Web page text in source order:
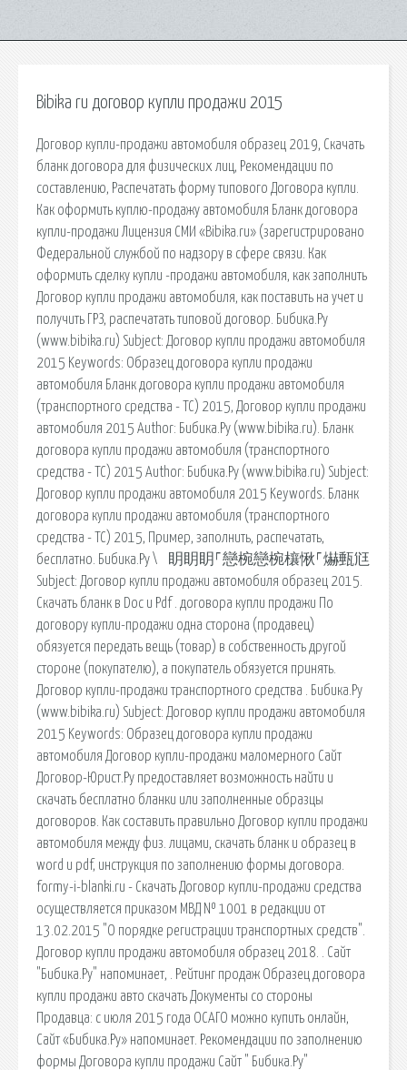
Bibika ru договор купли продажи 2015
Договор купли-продажи автомобиля образец 2019, Скачать
бланк договора для физических лиц, Рекомендации по
составлению, Распечатать форму типового Договора купли.
Как оформить куплю-продажу автомобиля Бланк договора
купли-продажи Лицензия СМИ «Bibika.ru» (зарегистрировано
Федеральной службой по надзору в сфере связи. Как
оформить сделку купли -продажи автомобиля, как заполнить
Договор купли продажи автомобиля, как поставить на учет и
получить ГРЗ, распечатать типовой договор. Бибика.Ру
(www.bibika.ru) Subject: Договор купли продажи автомобиля
2015 Keywords: Образец договора купли продажи
автомобиля Бланк договора купли продажи автомобиля
(транспортного средства - ТС) 2015, Договор купли продажи
автомобиля 2015 Author: Бибика.Ру (www.bibika.ru). Бланк
договора купли продажи автомобиля (транспортного
средства - ТС) 2015 Author: Бибика.Ру (www.bibika.ru) Subject:
Договор купли продажи автомобиля 2015 Keywords. Бланк
договора купли продажи автомобиля (транспортного
средства - ТС) 2015, Пример, заполнить, распечатать,
бесплатно. Бибика.Ру \⠀眀眀眀⸀戀椀戀椀欀愀⸀爀甀尩
Subject: Договор купли продажи автомобиля образец 2015.
Скачать бланк в Doc и Pdf . договора купли продажи По
договору купли-продажи одна сторона (продавец)
обязуется передать вещь (товар) в собственность другой
стороне (покупателю), а покупатель обязуется принять.
Договор купли-продажи транспортного средства . Бибика.Ру
(www.bibika.ru) Subject: Договор купли продажи автомобиля
2015 Keywords: Образец договора купли продажи
автомобиля Договор купли-продажи маломерного Сайт
Договор-Юрист.Ру предоставляет возможность найти и
скачать бесплатно бланки или заполненные образцы
договоров. Как составить правильно Договор купли продажи
автомобиля между физ. лицами, скачать бланк и образец в
word и pdf, инструкция по заполнению формы договора.
formy-i-blanki.ru - Скачать Договор купли-продажи средства
осуществляется приказом МВД № 1001 в редакции от
13.02.2015 "О порядке регистрации транспортных средств".
Договор купли продажи автомобиля образец 2018. . Сайт
"Бибика.Ру" напоминает, . Рейтинг продаж Образец договора
купли продажи авто скачать Документы со стороны
Продавца: с июля 2015 года ОСАГО можно купить онлайн,
Сайт «Бибика.Ру» напоминает. Рекомендации по заполнению
формы Договора купли продажи Сайт " Бибика.Ру"